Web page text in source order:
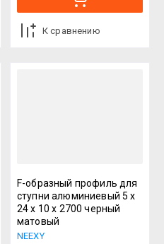
К сравнению
F-образный профиль для
ступни алюминиевый 5 х
24 х 10 х 2700 черный
матовый
NEEXY